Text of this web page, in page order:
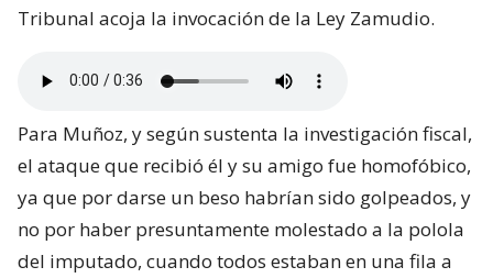
Tribunal acoja la invocación de la Ley Zamudio.
Para Muñoz, y según sustenta la investigación fiscal,
el ataque que recibió él y su amigo fue homofóbico,
ya que por darse un beso habrían sido golpeados, y
no por haber presuntamente molestado a la polola
del imputado, cuando todos estaban en una fila a